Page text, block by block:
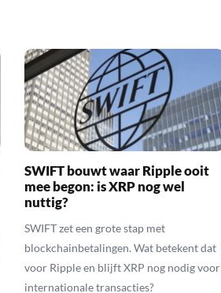
SWIFT bouwt waar Ripple ooit
mee begon: is XRP nog wel
nuttig?
SWIFT zet een grote stap met
blockchainbetalingen. Wat betekent dat
voor Ripple en blijft XRP nog nodig voor
internationale transacties?